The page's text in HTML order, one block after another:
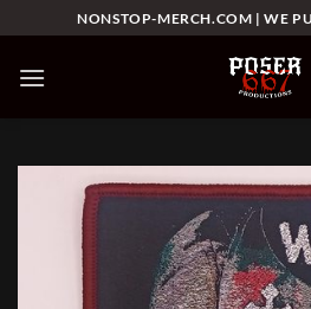
to
content
NONSTOP-MERCH.COM | WE